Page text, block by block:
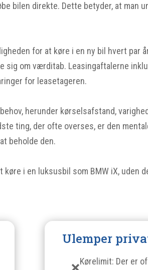
bilen direkte. Dette betyder, at man
for at køre i en ny bil hvert par
om værditab. Leasingaftalerne
for leasetageren.
herunder kørselsafstand,
ting, der ofte overses, er den
beholde den.
i en luksusbil som BMW iX, uden
Ulemper
Kørelimit: Der er